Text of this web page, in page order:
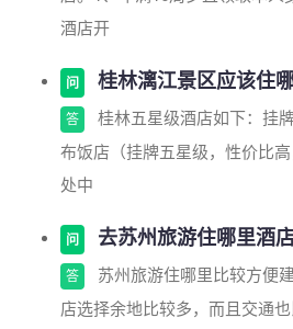
酒店开
问 桂林漓江景区应该住
答
桂林五星级酒店如下：挂
布饭店（挂牌五星级，性价比
处中
问 去苏州旅游住哪里酒
答
苏州旅游住哪里比较方便
店选择余地比较多，而且交通